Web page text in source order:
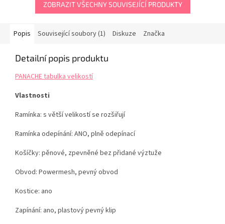
ZOBRAZIT VŠECHNY SOUVISEJÍCÍ PRODUKTY
Popis Související soubory (1) Diskuze Značka
Detailní popis produktu
PANACHE tabulka velikostí
Vlastnosti
Ramínka: s větší velikostí se rozšiřují
Ramínka odepínání: ANO, plně odepínací
Košíčky: pěnové, zpevněné bez přidané výztuže
Obvod: Powermesh, pevný obvod
Kostice: ano
Zapínání: ano, plastový pevný klip